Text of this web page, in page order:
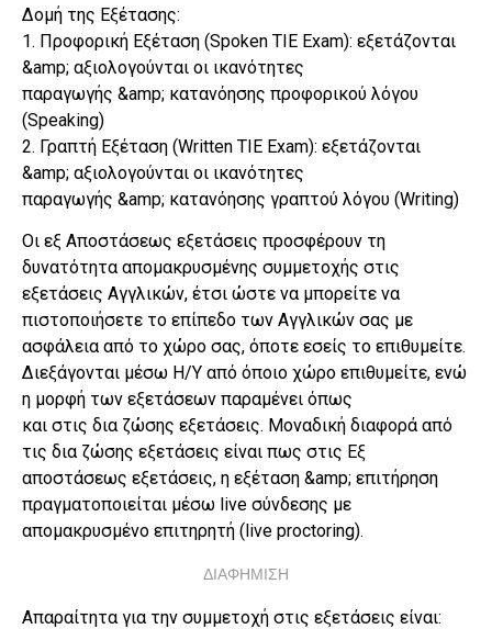
Δομή της Εξέτασης:
1. Προφορική Εξέταση (Spoken TIE Exam): εξετάζονται
&amp; αξιολογούνται οι ικανότητες
παραγωγής &amp; κατανόησης προφορικού λόγου
(Speaking)
2. Γραπτή Εξέταση (Written TIE Exam): εξετάζονται
&amp; αξιολογούνται οι ικανότητες
παραγωγής &amp; κατανόησης γραπτού λόγου (Writing)
Οι εξ Αποστάσεως εξετάσεις προσφέρουν τη
δυνατότητα απομακρυσμένης συμμετοχής στις
εξετάσεις Αγγλικών, έτσι ώστε να μπορείτε να
πιστοποιήσετε το επίπεδο των Αγγλικών σας με
ασφάλεια από το χώρο σας, όποτε εσείς το επιθυμείτε.
Διεξάγονται μέσω Η/Υ από όποιο χώρο επιθυμείτε, ενώ
η μορφή των εξετάσεων παραμένει όπως
και στις δια ζώσης εξετάσεις. Μοναδική διαφορά από
τις δια ζώσης εξετάσεις είναι πως στις Εξ
αποστάσεως εξετάσεις, η εξέταση &amp; επιτήρηση
πραγματοποιείται μέσω live σύνδεσης με
απομακρυσμένο επιτηρητή (live proctoring).
ΔΙΑΦΗΜΙΣΗ
Απαραίτητα για την συμμετοχή στις εξετάσεις είναι: